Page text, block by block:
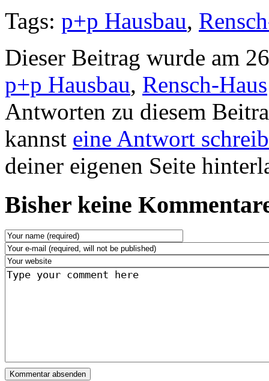
Tags: p+p Hausbau,
Dieser Beitrag wurde am
p+p Hausbau, Rensch-Haus
Antworten zu diesem
kannst eine Antwort
deiner eigenen Seite
Bisher keine